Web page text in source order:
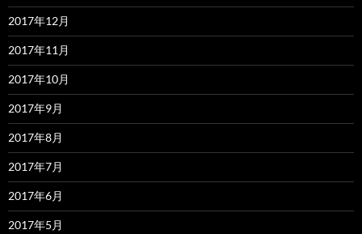
2017年12月
2017年11月
2017年10月
2017年9月
2017年8月
2017年7月
2017年6月
2017年5月